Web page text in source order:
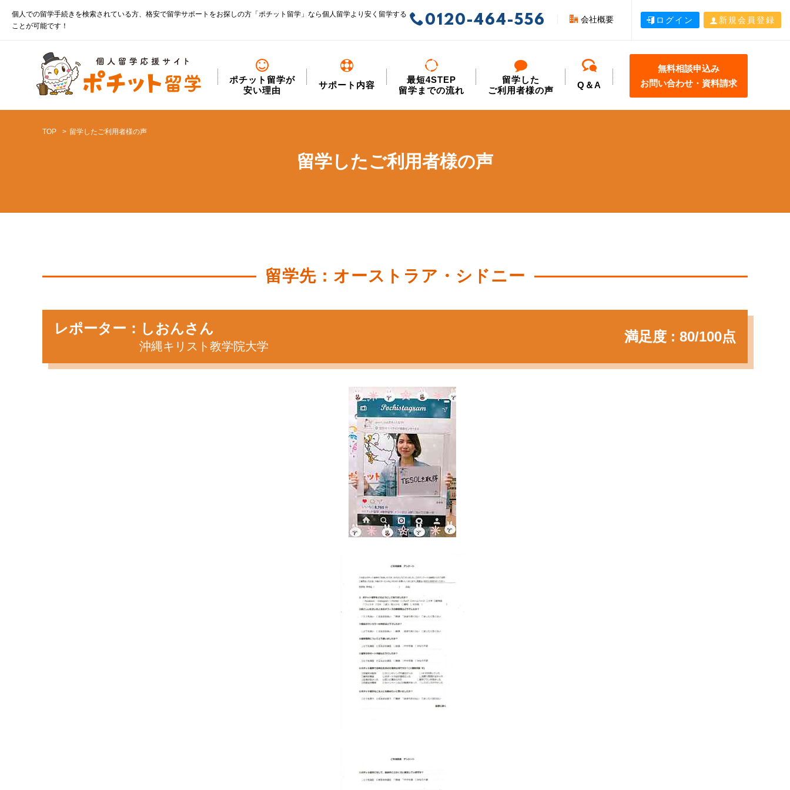
個人での留学手続きを検索されている方、格安で留学サポートをお探しの方「ポチット留学」なら個人留学より安く留学する
ことが可能です！
0120-464-556 会社概要 ログイン 新規会員登録
ポチット留学が
安い理由
サポート内容
最短4STEP
留学までの流れ
留学した
ご利用者様の声
Q＆A
無料相談申込み
お問い合わせ・資料請求
TOP 留学したご利用者様の声
留学したご利用者様の声
留学先：オーストラア・シドニー
レポーター：しおんさん
沖縄キリスト教学院大学
満足度 : 80/100点